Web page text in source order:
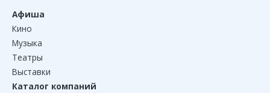
Афиша
Кино
Музыка
Театры
Выставки
Каталог компаний